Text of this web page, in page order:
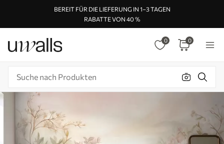
BEREIT FÜR DIE LIEFERUNG IN 1–3 TAGEN
RABATTE VON 40 %
0 0